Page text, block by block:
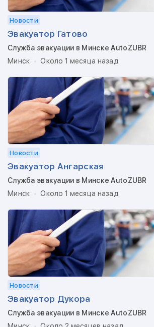
Новости
Эвакуатор Гатово
Служба эвакуации в Минске AutoZUBR
Минск
Около 1 месяца назад
Новости
Эвакуатор Ангарская
Служба эвакуации в Минске AutoZUBR
Минск
Около 1 месяца назад
Новости
Эвакуатор Дукора
Служба эвакуации в Минске AutoZUBR